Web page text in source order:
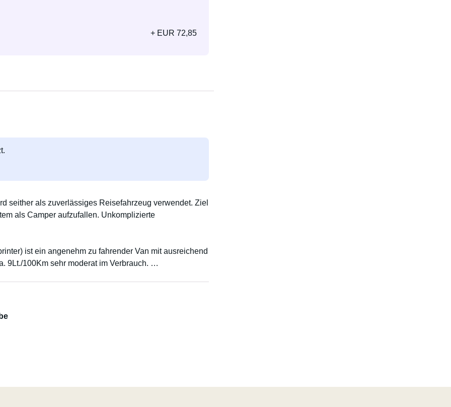
+ EUR 72,85
seither als zuverlässiges Reisefahrzeug verwendet. Ziel
als Camper aufzufallen. Unkomplizierte
ist ein angenehm zu fahrender Van mit ausreichend
9Lt./100Km sehr moderat im Verbrauch.
Frischwassertank, Geschirr und Kochutensilen, Grill,
Wärmedämmung, 12 V Bordstrom, Inverter